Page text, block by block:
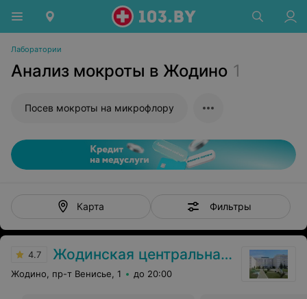
Лаборатории
Анализ мокроты в Жодино 1
Посев мокроты на микрофлору
Карта Фильтры
4.7 Жодинская центральная городская больница
Жодино, пр-т Венисье, 1 до 20:00